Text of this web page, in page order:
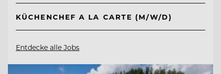
KÜCHENCHEF A LA CARTE (M/W/D)
Entdecke alle Jobs